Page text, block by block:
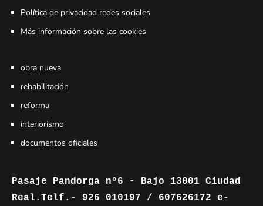
Política de privacidad redes sociales
Más información sobre las cookies
obra nueva
rehabilitación
reforma
interiorismo
documentos oficiales
Pasaje Pandorga nº6 - Bajo 13001 Ciudad
Real.Telf.- 926 010197 / 607626172 e-